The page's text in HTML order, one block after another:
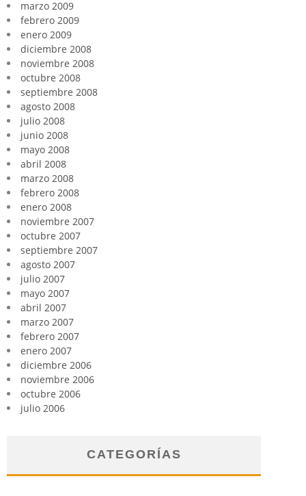
marzo 2009
febrero 2009
enero 2009
diciembre 2008
noviembre 2008
octubre 2008
septiembre 2008
agosto 2008
julio 2008
junio 2008
mayo 2008
abril 2008
marzo 2008
febrero 2008
enero 2008
noviembre 2007
octubre 2007
septiembre 2007
agosto 2007
julio 2007
mayo 2007
abril 2007
marzo 2007
febrero 2007
enero 2007
diciembre 2006
noviembre 2006
octubre 2006
julio 2006
CATEGORÍAS